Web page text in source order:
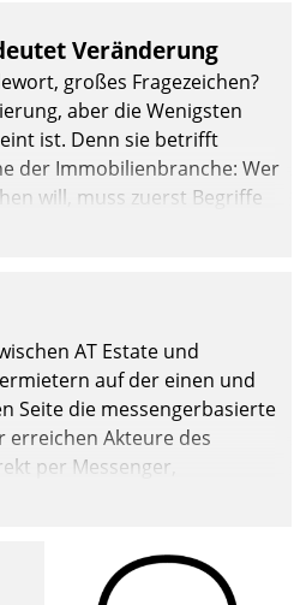
Veränderung
großes Fragezeichen?
aber die Wenigsten
ist. Denn sie betrifft
der Immobilienbranche: Wer
will, muss zuerst Begriffe
betriebliche Optimierung:
und automatisierte
nicht zu viel erwarten: Allein
neuen Software ist es nicht
erfordert von Unternehmen
überprüfen, zu hinterfragen
AT Estate und
auf der einen und
Seite die messengerbasierte
erreichen Akteure des
per Messenger,
empfangen oder